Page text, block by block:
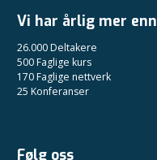
Vi har årlig mer enn
26.000 Deltakere
500 Faglige kurs
170 Faglige nettverk
25 Konferanser
Følg oss